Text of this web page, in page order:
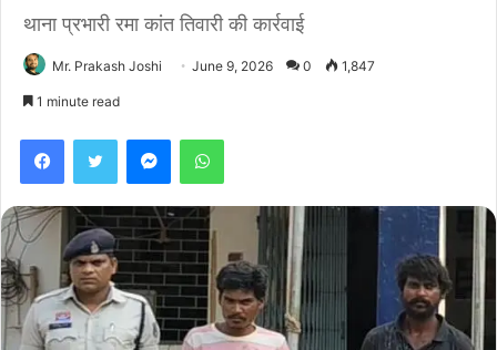
थाना प्रभारी रमा कांत तिवारी की कार्रवाई
Mr. Prakash Joshi June 9, 2026 0 1,847
1 minute read
FacebookTwitter MessengerWhatsApp